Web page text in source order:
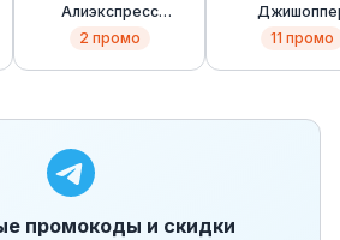
Алиэкспресс
(AliExpress)
2 промо 11 промо
промокоды и скидки